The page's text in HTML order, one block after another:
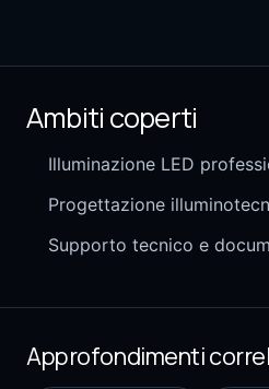
Ambiti coperti
Illuminazione LED
Progettazione
Supporto tecnico e
Approfondimenti